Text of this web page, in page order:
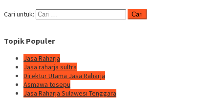
Cari untuk:
Topik Populer
Jasa Raharja
Jasa raharja sultra
Direktur Utama Jasa Raharja
Asmawa tosepu
Jasa Raharja Sulawesi Tenggara